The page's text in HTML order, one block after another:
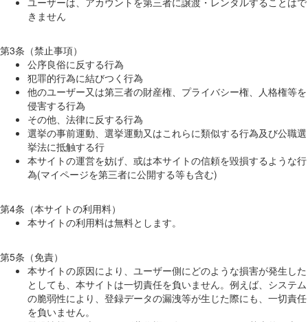
きません
第3条（禁止事項）
公序良俗に反する行為
犯罪的行為に結びつく行為
他のユーザー又は第三者の財産権、プライバシー権、人格権等を
侵害する行為
その他、法律に反する行為
選挙の事前運動、選挙運動又はこれらに類似する行為及び公職選
挙法に抵触する行
本サイトの運営を妨げ、或は本サイトの信頼を毀損するような行
為(マイページを第三者に公開する等も含む)
第4条（本サイトの利用料）
本サイトの利用料は無料とします。
第5条（免責）
本サイトの原因により、ユーザー側にどのような損害が発生した
としても、本サイトは一切責任を負いません。例えば、システム
の脆弱性により、登録データの漏洩等が生じた際にも、一切責任
を負いません。